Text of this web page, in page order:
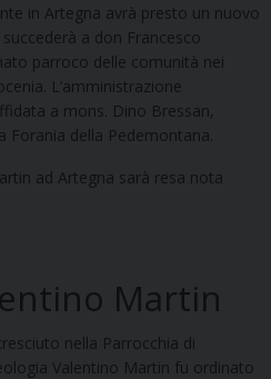
in Artegna avrà presto un nuovo
a don Francesco
parroco delle comunità nei
L’amministrazione
a mons. Dino Bressan,
Forania della Pedemontana.
ad Artegna sarà resa nota
Martin
nella Parrocchia di
Valentino Martin fu ordinato